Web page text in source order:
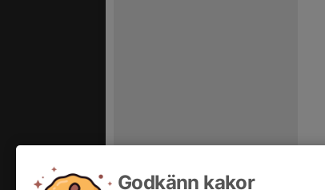
Godkänn kakor